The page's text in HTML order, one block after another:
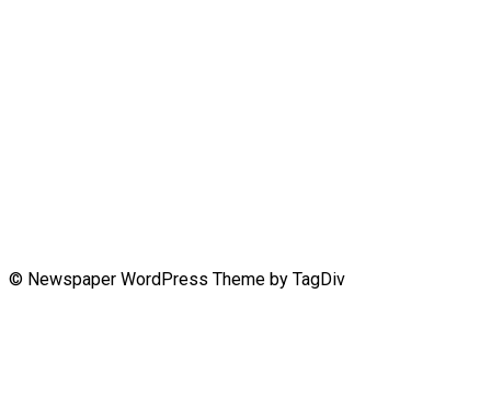
© Newspaper WordPress Theme by TagDiv